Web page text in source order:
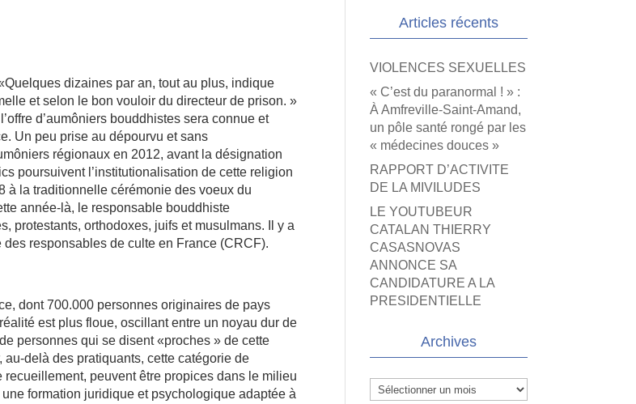
dizaines par an, tout au plus, indique
et selon le bon vouloir du directeur de prison. »
d’aumôniers bouddhistes sera connue et
Un peu prise au dépourvu et sans
régionaux en 2012, avant la désignation
poursuivent l’institutionalisation de cette religion
à la traditionnelle cérémonie des voeux du
année-là, le responsable bouddhiste
protestants, orthodoxes, juifs et musulmans. Il y a
responsables de culte en France (CRCF).
dont 700.000 personnes originaires de pays
est plus floue, oscillant entre un noyau dur de
personnes qui se disent «proches » de cette
delà des pratiquants, cette catégorie de
peuvent être propices dans le milieu
formation juridique et psychologique adaptée à
Articles récents
VIOLENCES SEXUELLES
« C’est du paranormal ! » :
À Amfreville-Saint-Amand,
un pôle santé rongé par les
« médecines douces »
RAPPORT D’ACTIVITE
DE LA MIVILUDES
LE YOUTUBEUR
CATALAN THIERRY
CASASNOVAS
ANNONCE SA
CANDIDATURE A LA
PRESIDENTIELLE
Archives
Archives